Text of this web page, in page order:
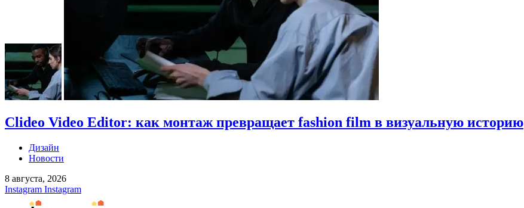
Clideo Video Editor: как монтаж превращает fashion film в визуальную историю
Дизайн
Новости
8 августа, 2026
Instagram Instagram